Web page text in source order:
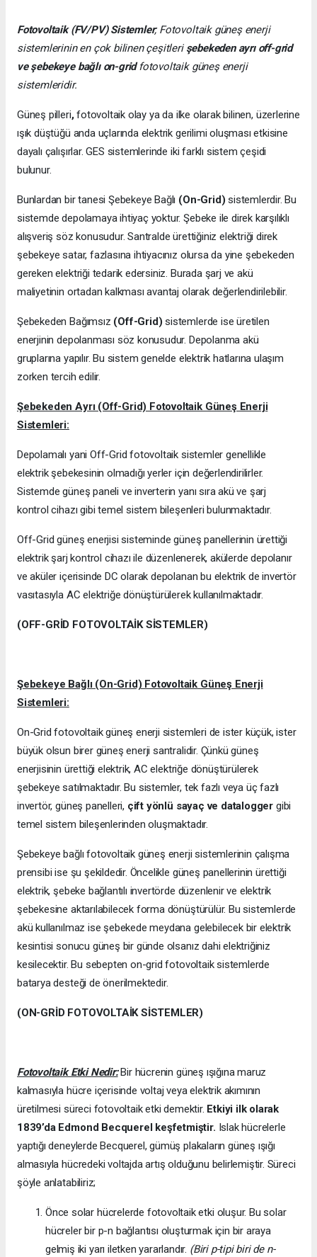
Fotovoltaik (FV/PV) Sistemler; Fotovoltaik güneş enerji
sistemlerinin en çok bilinen çeşitleri şebekeden ayrı off-grid
ve şebekeye bağlı on-gridfotovoltaik güneş enerji
sistemleridir.
Güneş pilleri,fotovoltaik olay ya da ilke olarak bilinen, üzerlerine
ışık düştüğü anda uçlarında elektrik gerilimi oluşması etkisine
dayalı çalışırlar. GES sistemlerinde iki farklı sistem çeşidi
bulunur.
Bunlardan bir tanesi Şebekeye Bağlı (On-Grid) sistemlerdir. Bu
sistemde depolamaya ihtiyaç yoktur. Şebeke ile direk karşılıklı
alışveriş söz konusudur. Santralde ürettiğiniz elektriği direk
şebekeye satar, fazlasına ihtiyacınız olursa da yine şebekeden
gereken elektriği tedarik edersiniz. Burada şarj ve akü
maliyetinin ortadan kalkması avantaj olarak değerlendirilebilir.
Şebekeden Bağımsız (Off-Grid) sistemlerde ise üretilen
enerjinin depolanması söz konusudur. Depolanma akü
gruplarına yapılır. Bu sistem genelde elektrik hatlarına ulaşım
zorken tercih edilir.
Şebekeden Ayrı (Off-Grid) Fotovoltaik Güneş Enerji
Sistemleri:
Depolamalı yani Off-Grid fotovoltaik sistemler genellikle
elektrik şebekesinin olmadığı yerler için değerlendirilirler.
Sistemde güneş paneli ve inverterin yanı sıra akü ve şarj
kontrol cihazı gibi temel sistem bileşenleri bulunmaktadır.
Off-Grid güneş enerjisi sisteminde güneş panellerinin ürettiği
elektrik şarj kontrol cihazı ile düzenlenerek, akülerde depolanır
ve aküler içerisinde DC olarak depolanan bu elektrik de invertör
vasıtasıyla AC elektriğe dönüştürülerek kullanılmaktadır.
(OFF-GRİD FOTOVOLTAİK SİSTEMLER)
Şebekeye Bağlı (On-Grid) Fotovoltaik Güneş Enerji
Sistemleri:
On-Grid fotovoltaik güneş enerji sistemleri de ister küçük, ister
büyük olsun birer güneş enerji santralidir. Çünkü güneş
enerjisinin ürettiği elektrik, AC elektriğe dönüştürülerek
şebekeye satılmaktadır. Bu sistemler, tek fazlı veya üç fazlı
invertör, güneş panelleri, çift yönlü sayaç ve datalogger gibi
temel sistem bileşenlerinden oluşmaktadır.
Şebekeye bağlı fotovoltaik güneş enerji sistemlerinin çalışma
prensibi ise şu şekildedir. Öncelikle güneş panellerinin ürettiği
elektrik, şebeke bağlantılı invertörde düzenlenir ve elektrik
şebekesine aktarılabilecek forma dönüştürülür. Bu sistemlerde
akü kullanılmaz ise şebekede meydana gelebilecek bir elektrik
kesintisi sonucu güneş bir günde olsanız dahi elektriğiniz
kesilecektir. Bu sebepten on-grid fotovoltaik sistemlerde
batarya desteği de önerilmektedir.
(ON-GRİD FOTOVOLTAİK SİSTEMLER)
Fotovoltaik Etki Nedir:Bir hücrenin güneş ışığına maruz
kalmasıyla hücre içerisinde voltaj veya elektrik akımının
üretilmesi süreci fotovoltaik etki demektir. Etkiyi ilk olarak
1839’da Edmond Becquerel keşfetmiştir. Islak hücrelerle
yaptığı deneylerde Becquerel, gümüş plakaların güneş ışığı
almasıyla hücredeki voltajda artış olduğunu belirlemiştir. Süreci
şöyle anlatabiliriz;
Önce solar hücrelerde fotovoltaik etki oluşur. Bu solar
hücreler bir p-n bağlantısı oluşturmak için bir araya
gelmiş iki yarı iletken yararlandır. (Biri p-tipi biri de n-